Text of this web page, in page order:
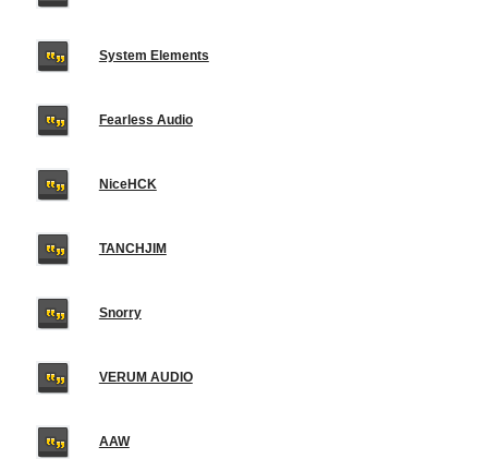
System Elements
Fearless Audio
NiceHCK
TANCHJIM
Snorry
VERUM AUDIO
AAW